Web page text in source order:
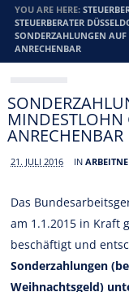
YOU ARE HERE:
STEUERBERATER
SONDERZAHLUNGEN
ANRECHENBAR
MINDESTLOHN
ANRECHENBAR
21. JULI 2016 IN
Das
am 1.1.2015 in Kraft
beschäftigt und
Sonderzahlungen
Weihnachtsgeld)